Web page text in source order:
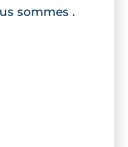
sommes .